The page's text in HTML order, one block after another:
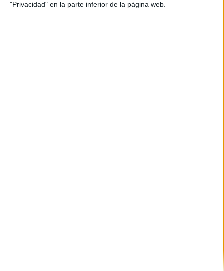
"Privacidad" en la parte inferior de la página web.
Aceptolos Términos y Condicionesde uso*